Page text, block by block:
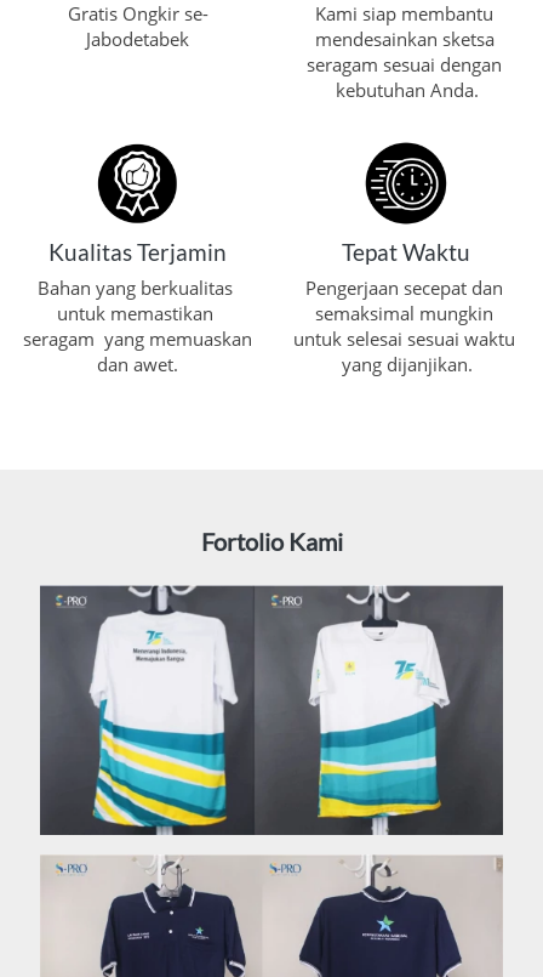
Gratis Ongkir se-
Jabodetabek
Kami siap membantu
mendesainkan sketsa
seragam sesuai dengan
kebutuhan Anda.
Kualitas Terjamin
Bahan yang berkualitas
untuk memastikan
seragam  yang memuaskan
dan awet.
Tepat Waktu
Pengerjaan secepat dan
semaksimal mungkin
untuk selesai sesuai waktu
yang dijanjikan.
Fortolio Kami